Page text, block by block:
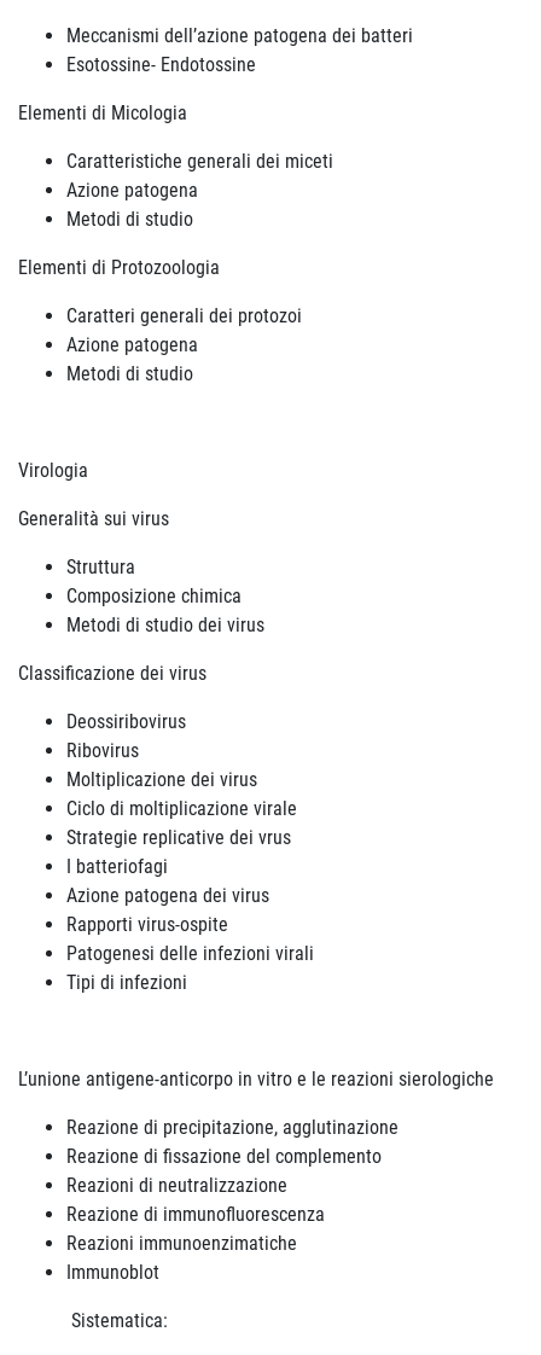
Meccanismi dell’azione patogena dei batteri
Esotossine- Endotossine
Elementi di Micologia
Caratteristiche generali dei miceti
Azione patogena
Metodi di studio
Elementi di Protozoologia
Caratteri generali dei protozoi
Azione patogena
Metodi di studio
Virologia
Generalità sui virus
Struttura
Composizione chimica
Metodi di studio dei virus
Classificazione dei virus
Deossiribovirus
Ribovirus
Moltiplicazione dei virus
Ciclo di moltiplicazione virale
Strategie replicative dei vrus
I batteriofagi
Azione patogena dei virus
Rapporti virus-ospite
Patogenesi delle infezioni virali
Tipi di infezioni
L’unione antigene-anticorpo in vitro e le reazioni sierologiche
Reazione di precipitazione, agglutinazione
Reazione di fissazione del complemento
Reazioni di neutralizzazione
Reazione di immunofluorescenza
Reazioni immunoenzimatiche
Immunoblot
Sistematica: